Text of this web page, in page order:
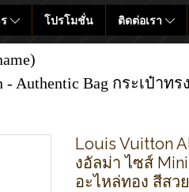
โปรโมชั่น ติดต่อเรา
- Authentic Bag กระเป๋
Louis Vuitton
งอัลม่า ไซส์
อะไหล่ทอง สีสว